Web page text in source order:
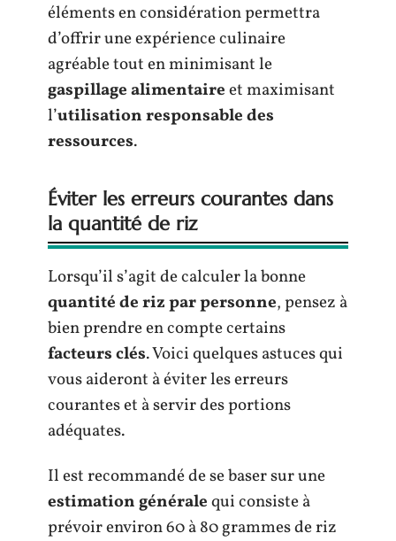
éléments en considération permettra
d’offrir une expérience culinaire
agréable tout en minimisant le
gaspillage alimentaireet maximisant
l’utilisation responsable des
ressources.
Éviter les erreurs courantes dans
la quantité de riz
Lorsqu’il s’agit de calculer la bonne
quantité de riz par personne, pensez à
bien prendre en compte certains
facteurs clés. Voici quelques astuces qui
vous aideront à éviter les erreurs
courantes et à servir des portions
adéquates.
Il est recommandé de se baser sur une
estimation généralequi consiste à
prévoir environ 60 à 80 grammes de riz